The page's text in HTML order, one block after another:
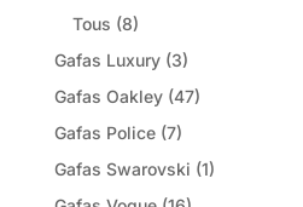
Tous (8)
Gafas Luxury (3)
Gafas Oakley (47)
Gafas Police (7)
Gafas Swarovski (1)